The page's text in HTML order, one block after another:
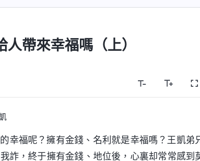
帶來幸福嗎（上）
幸福呢？擁有金錢、名利就是幸福嗎？王凱弟
詐，終于擁有金錢、地位後，心裏却常常感到